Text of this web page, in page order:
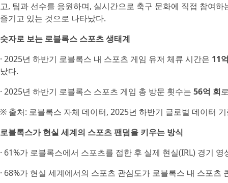
고, 팀과 선수를 응원하며, 실시간으로 축구 문화에 직접 참여
즐기고 있는 것으로 나타났다.
숫자로 보는 로블록스 스포츠 생태계
· 2025년 하반기 로블록스 내 스포츠 게임 유저 체류 시간은 11
났다.
· 2025년 하반기 로블록스 스포츠 게임 총 방문 횟수는 56억 회
※ 출처: 로블록스 자체 데이터, 2025년 하반기 글로벌 데이터
로블록스가 현실 세계의 스포츠 팬덤을 키우는 방식
· 61%가 로블록스에서 스포츠를 접한 후 실제 현실(IRL) 경기
· 68%가 현실 세계에서의 스포츠 관심도가 로블록스 내 스포츠